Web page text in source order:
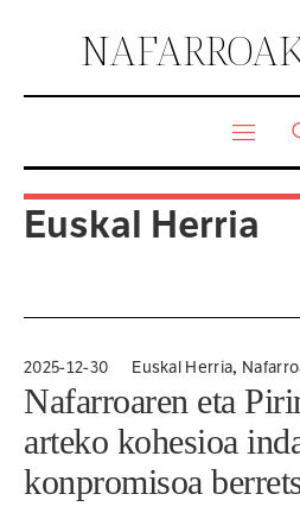
Euskal Herria
2025-12-30 Euskal Herria,
Nafarroaren eta
arteko kohesioa
konpromisoa